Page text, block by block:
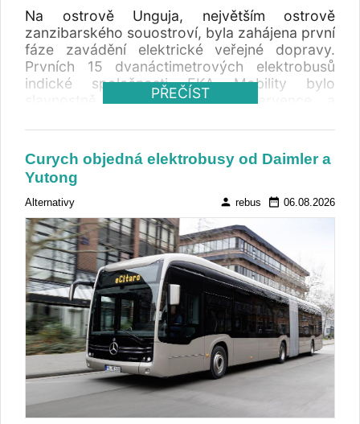
Na ostrově Unguja, největším ostrově
zanzibarského souostroví, byla zahájena první
fáze zavádění elektrické veřejné dopravy.
Prvních 15 dvanáctimetrových elektrobusů
indické společnosti EKA Mobility bylo
slavnostně představeno 23. července a
objednáno 35 autobusů, plánuje se další
rozšíření flotily.
PŘEČÍST
Curych objedná elektrobusy od Daimler a
Yutong
Alternativy person rebus date_range 06.08.2026